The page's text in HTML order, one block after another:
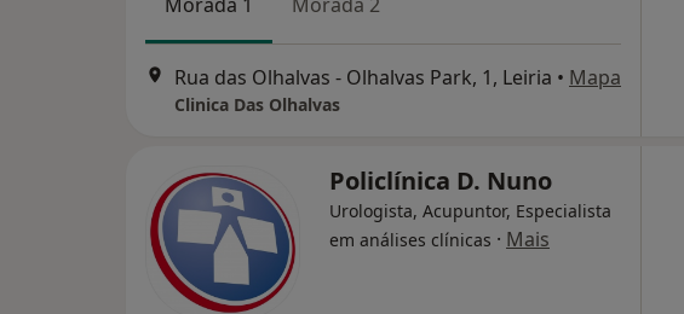
Rua das Olhalvas - Olhalvas Park, 1, Leiria • Mapa
Clinica Das Olhalvas
Policlínica D. Nuno
Urologista, Acupuntor, Especialista
em análises clínicas · Mais